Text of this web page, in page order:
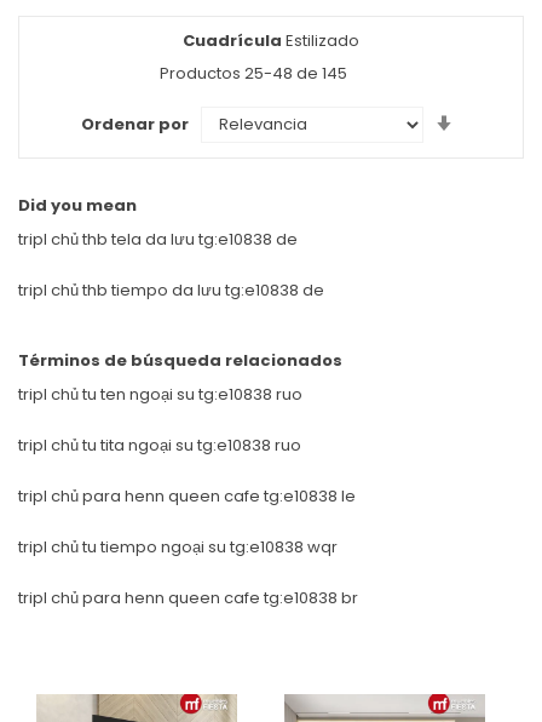
Ver
como
Cuadrícula Estilizado
Productos 25-48 de 145
Ordenar por
Did you mean
tripl chủ thb tela da lưu tg:e10838 de
tripl chủ thb tiempo da lưu tg:e10838 de
Términos de búsqueda relacionados
tripl chủ tu ten ngoại su tg:e10838 ruo
tripl chủ tu tita ngoại su tg:e10838 ruo
tripl chủ para henn queen cafe tg:e10838 le
tripl chủ tu tiempo ngoại su tg:e10838 wqr
tripl chủ para henn queen cafe tg:e10838 br